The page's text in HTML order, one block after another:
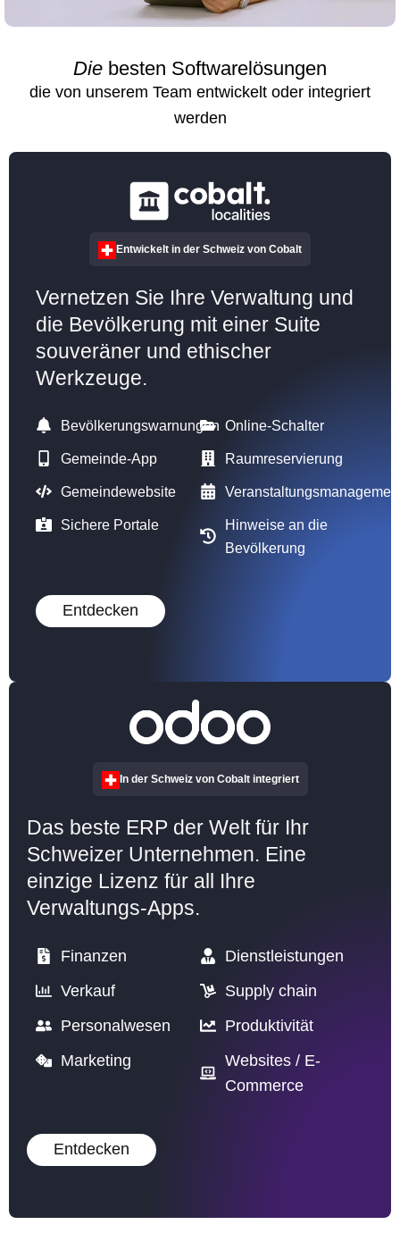
Die besten Softwarelösungen
die von unserem Team entwickelt oder integriert
werden
Entwickelt in der Schweiz von Cobalt
Vernetzen Sie Ihre Verwaltung und
die Bevölkerung mit einer Suite
souveräner und ethischer
Werkzeuge.
Bevölkerungswarnungen
Gemeinde-App
Gemeindewebsite
Sichere Portale
Online-Schalter
Raumreservierung
Hinweise an die
Bevölkerung
Entdecken
In der Schweiz von Cobalt integriert
Das beste ERP der Welt für Ihr
Schweizer Unternehmen. Eine
einzige Lizenz für all Ihre
Verwaltungs-Apps.
Finanzen
Verkauf
Personalwesen
Marketing
Dienstleistungen
Supply chain
Produktivität
Websites / E-
Commerce
Entdecken